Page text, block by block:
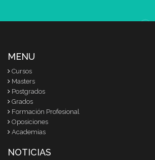
MENU
Cursos
Masters
Postgrados
Grados
Formación Profesional
Oposiciones
Academias
NOTICIAS